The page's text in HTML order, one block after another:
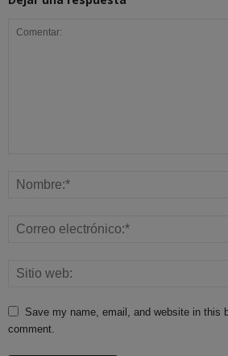
Save my name, email, and website in this
comment.